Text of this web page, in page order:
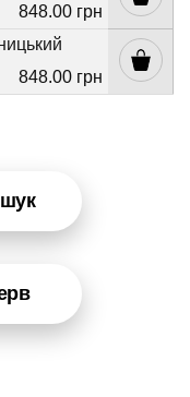
848.00 грн
848.00 грн